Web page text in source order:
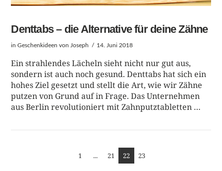
Denttabs – die Alternative für deine Zähne
inGeschenkideen von Joseph 14. Juni 2018
Ein strahlendes Lächeln sieht nicht nur gut aus,
sondern ist auch noch gesund. Denttabs hat sich ein
hohes Ziel gesetzt und stellt die Art, wie wir Zähne
putzen von Grund auf in Frage. Das Unternehmen
aus Berlin revolutioniert mit Zahnputztabletten …
1 ... 21 22 23